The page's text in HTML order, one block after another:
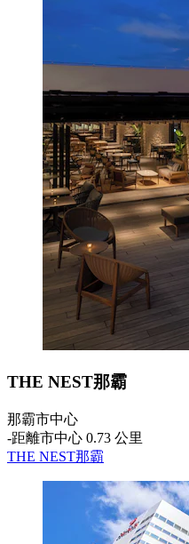
THE NEST那霸
那霸市中心
‐距離市中心 0.73 公里
THE NEST那霸